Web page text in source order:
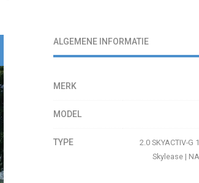
ALGEMENE INFORMATIE
MERK
MODEL
TYPE
2.0 SKYACTIV-G
Skylease |